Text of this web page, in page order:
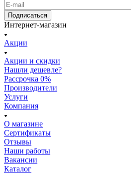
Подписаться
Интернет-магазин
Акции
Акции и скидки
Нашли дешевле?
Рассрочка 0%
Производители
Услуги
Компания
О магазине
Сертификаты
Отзывы
Наши работы
Вакансии
Каталог